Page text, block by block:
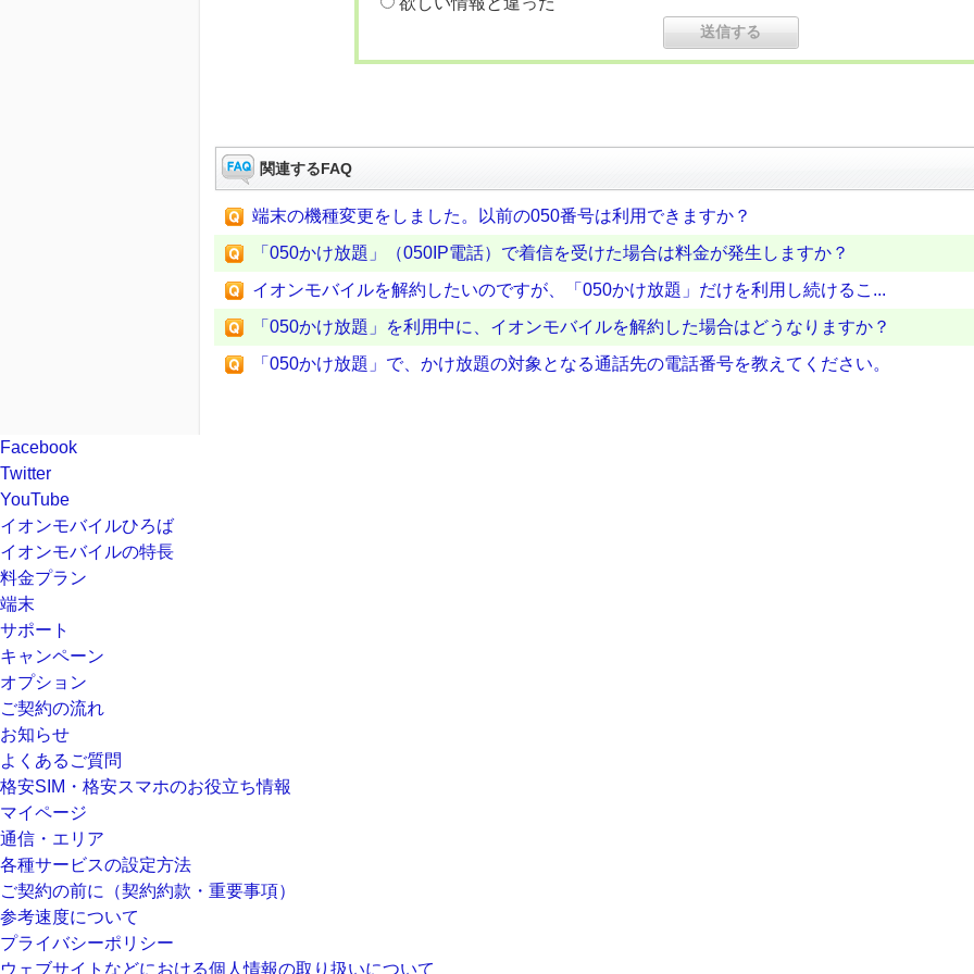
関連するFAQ
端末の機種変更をしました。以前の050番号は利用できますか？
「050かけ放題」（050IP電話）で着信を受けた場合は料金が発生しますか？
イオンモバイルを解約したいのですが、「050かけ放題」だけを利用し続けるこ...
「050かけ放題」を利用中に、イオンモバイルを解約した場合はどうなりますか？
「050かけ放題」で、かけ放題の対象となる通話先の電話番号を教えてください。
Facebook
Twitter
YouTube
イオンモバイルひろば
イオンモバイルの特長
料金プラン
端末
サポート
キャンペーン
オプション
ご契約の流れ
お知らせ
よくあるご質問
格安SIM・格安スマホのお役立ち情報
マイページ
通信・エリア
各種サービスの設定方法
ご契約の前に（契約約款・重要事項）
参考速度について
プライバシーポリシー
ウェブサイトなどにおける個人情報の取り扱いについて